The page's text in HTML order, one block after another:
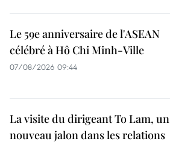
Le 59e anniversaire de l'ASEAN
célébré à Hô Chi Minh-Ville
07/08/2026 09:44
La visite du dirigeant To Lam, un
nouveau jalon dans les relations